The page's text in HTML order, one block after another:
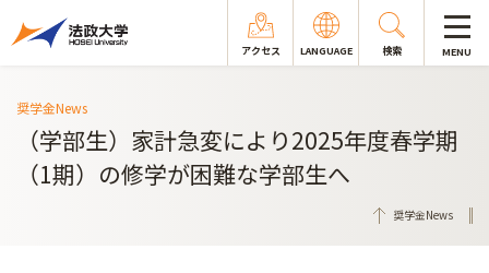
アクセス LANGUAGE 検索 MENU
奨学金News
（学部生）家計急変により2025年度春学期
（1期）の修学が困難な学部生へ
奨学金News